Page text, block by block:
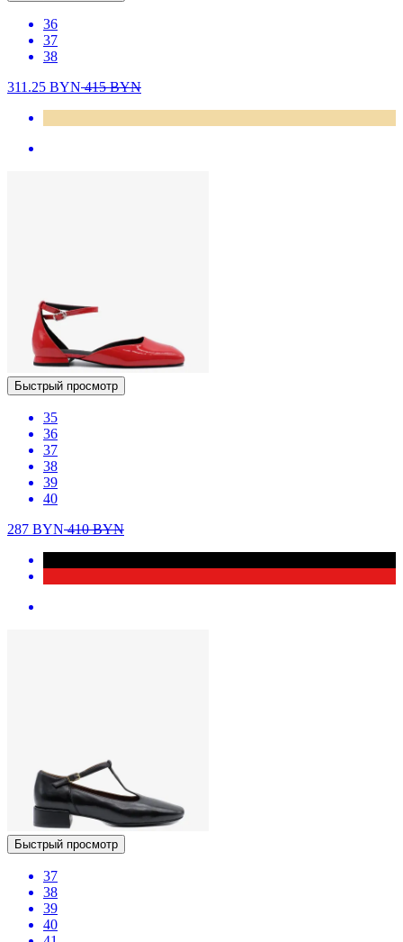
36
37
38
311.25 BYN415BYN
Быстрый просмотр
35
36
37
38
39
40
287 BYN410BYN
Быстрый просмотр
37
38
39
40